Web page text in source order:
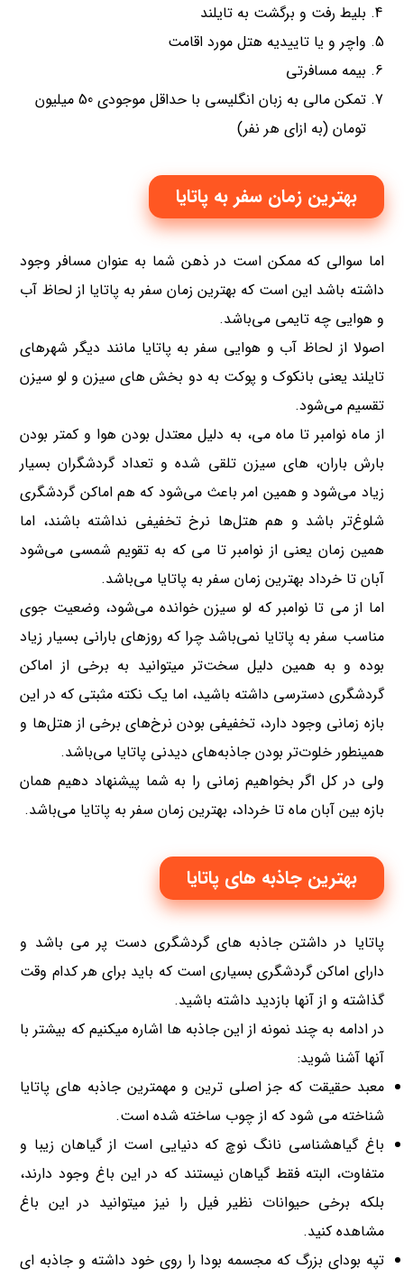
بلیط رفت و برگشت به تایلند
واچر و یا تاییدیه هتل مورد اقامت
بیمه مسافرتی
تمکن مالی به زبان انگلیسی با حداقل موجودی 50 میلیون
تومان (به ازای هر نفر)
بهترین زمان سفر به پاتایا
اما سوالی که ممکن است در ذهن شما به عنوان مسافر وجود
داشته باشد این است که بهترین زمان سفر به پاتایا از لحاظ آب
و هوایی چه تایمی می‌باشد.
اصولا از لحاظ آب و هوایی سفر به پاتایا مانند دیگر شهرهای
تایلند یعنی بانکوک و پوکت به دو بخش‌ های سیزن و لو سیزن
تقسیم می‌شود.
از ماه نوامبر تا ماه می، به دلیل معتدل بودن هوا و کمتر بودن
بارش باران، های سیزن تلقی شده و تعداد گردشگران بسیار
زیاد می‌شود و همین امر باعث می‌شود که هم اماکن گردشگری
شلوغ‌تر باشد و هم هتل‌ها نرخ تخفیفی نداشته باشند، اما
همین زمان یعنی از نوامبر تا می که به تقویم شمسی می‌شود
آبان تا خرداد بهترین زمان سفر به پاتایا می‌‎باشد.
اما از می تا نوامبر که لو سیزن خوانده می‌شود، وضعیت جوی
مناسب سفر به پاتایا نمی‌باشد چرا که روزهای بارانی بسیار زیاد
بوده و به همین دلیل سخت‌تر میتوانید به برخی از اماکن
گردشگری دسترسی داشته باشید، اما یک نکته مثبتی که در این
بازه زمانی وجود دارد، تخفیفی بودن نرخ‌های برخی از هتل‌ها و
همینطور خلوت‌تر بودن جاذبه‌های دیدنی پاتایا می‌باشد.
ولی در کل اگر بخواهیم زمانی را به شما پیشنهاد دهیم همان
بازه بین آبان ماه تا خرداد، بهترین زمان سفر به پاتایا می‌باشد.
بهترین جاذبه های پاتایا
پاتایا در داشتن جاذبه های گردشگری دست پر می باشد و
دارای اماکن گردشگری بسیاری است که باید برای هر کدام وقت
گذاشته و از آنها بازدید داشته باشید.
در ادامه به چند نمونه از این جاذبه ها اشاره میکنیم که بیشتر با
آنها آشنا شوید:
معبد حقیقت که جز اصلی ترین و مهمترین جاذبه های پاتایا
شناخته می شود که از چوب ساخته شده است.
باغ گیاهشناسی نانگ نوچ که دنیایی است از گیاهان زیبا و
متفاوت، البته فقط گیاهان نیستند که در این باغ وجود دارند،
بلکه برخی حیوانات نظیر فیل را نیز میتوانید در این باغ
مشاهده کنید.
تپه بودای بزرگ که مجسمه بودا را روی خود داشته و جاذبه ای